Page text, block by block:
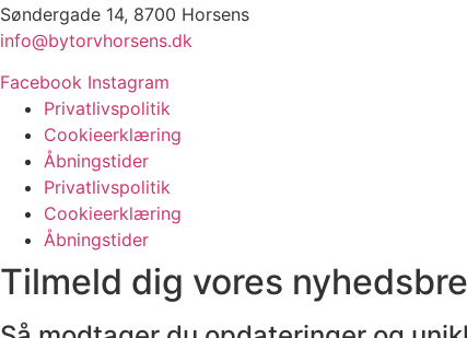
Søndergade 14, 8700 Horsens
info@bytorvhorsens.dk
Facebook Instagram
Privatlivspolitik
Cookieerklæring
Åbningstider
Privatlivspolitik
Cookieerklæring
Åbningstider
Tilmeld dig vores